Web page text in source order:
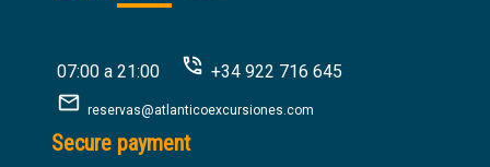
07:00 a 21:00 +34 922 716 645
reservas@atlanticoexcursiones.com
Secure payment